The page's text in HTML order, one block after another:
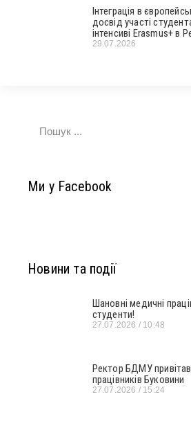
Інтеграція в
досвід участі
інтенсиві Erasmus+ в
29.07.2026
Ми у Facebook
Новини та події
Шановні медичні
студенти!
27.07.2026 10:48
Ректор БДМУ
працівників Буковини
27.07.2026 15:24